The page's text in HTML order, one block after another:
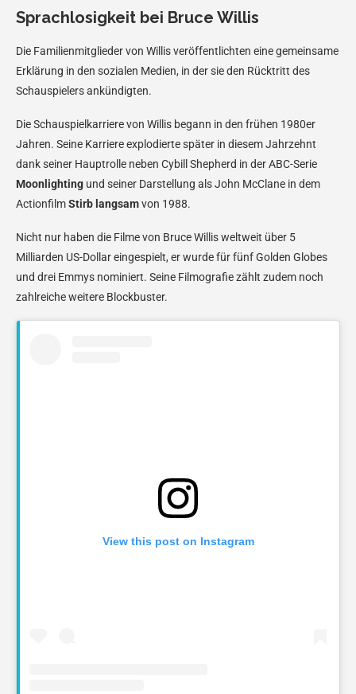
Sprachlosigkeit bei Bruce Willis
Die Familienmitglieder von Willis veröffentlichten eine gemeinsame
Erklärung in den sozialen Medien, in der sie den Rücktritt des
Schauspielers ankündigten.
Die Schauspielkarriere von Willis begann in den frühen 1980er
Jahren. Seine Karriere explodierte später in diesem Jahrzehnt
dank seiner Hauptrolle neben Cybill Shepherd in der ABC-Serie
Moonlighting und seiner Darstellung als John McClane in dem
ActionfilmStirb langsamvon 1988.
Nicht nur haben die Filme von Bruce Willis weltweit über 5
Milliarden US-Dollar eingespielt, er wurde für fünf Golden Globes
und drei Emmys nominiert. Seine Filmografie zählt zudem noch
zahlreiche weitere Blockbuster.
View this post on Instagram